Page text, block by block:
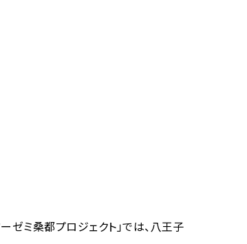
ゼミ桑都プロジェクト」では、八王子